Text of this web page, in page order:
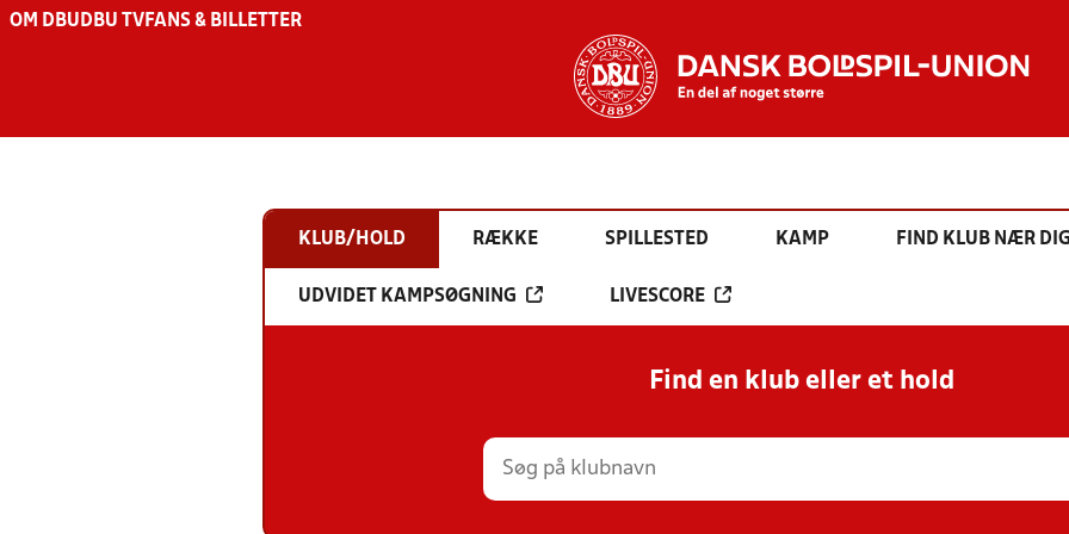
OM DBU DBU TV FANS & BILLETTER
KLUB/HOLD RÆKKE SPILLESTED KAMP FIND KLUB NÆR
UDVIDET KAMPSØGNING LIVESCORE
Find en klub eller et hold